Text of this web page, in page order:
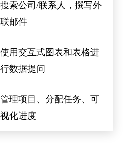
搜索公司/联系人，撰写外
联邮件
使用交互式图表和表格进
行数据提问
管理项目、分配任务、可
视化进度